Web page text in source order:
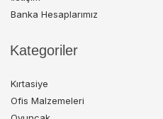
Banka Hesaplarımız
Kategoriler
Kırtasiye
Ofis Malzemeleri